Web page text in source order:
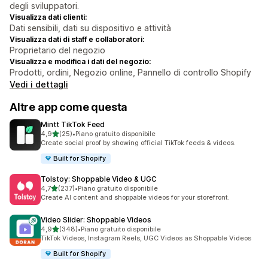
degli sviluppatori.
Visualizza dati clienti:
Dati sensibili, dati su dispositivo e attività
Visualizza dati di staff e collaboratori:
Proprietario del negozio
Visualizza e modifica i dati del negozio:
Prodotti, ordini, Negozio online, Pannello di controllo Shopify
Vedi i dettagli
Altre app come questa
Mintt TikTok Feed
4,9stelle su 5
(25)
25 recensioni totali
•Piano gratuito disponibile
Create social proof by showing official TikTok feeds & videos.
Built for Shopify
Tolstoy: Shoppable Video & UGC
4,7stelle su 5
(237)
237 recensioni totali
•Piano gratuito disponibile
Create AI content and shoppable videos for your storefront.
Video Slider: Shoppable Videos
4,9stelle su 5
(348)
348 recensioni totali
•Piano gratuito disponibile
TikTok Videos, Instagram Reels, UGC Videos as Shoppable Videos
Built for Shopify